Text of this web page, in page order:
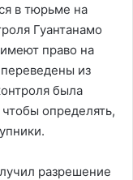
в тюрьме на
Гуантанамо
право на
из
была
определять,
разрешение